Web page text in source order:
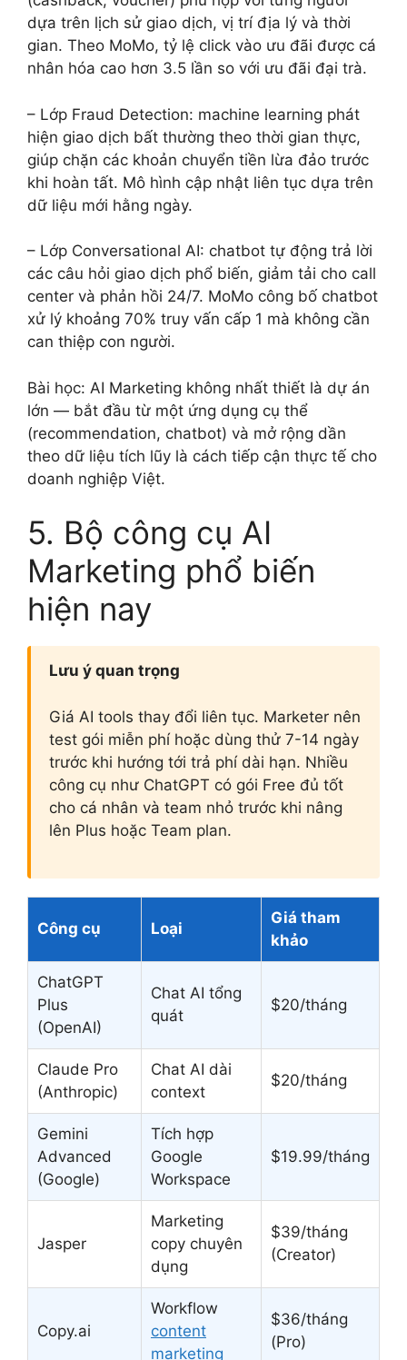
dựa trên lịch sử giao dịch, vị trí địa lý và thời
gian. Theo MoMo, tỷ lệ click vào ưu đãi được cá
nhân hóa cao hơn 3.5 lần so với ưu đãi đại trà.
– Lớp Fraud Detection: machine learning phát
hiện giao dịch bất thường theo thời gian thực,
giúp chặn các khoản chuyển tiền lừa đảo trước
khi hoàn tất. Mô hình cập nhật liên tục dựa trên
dữ liệu mới hằng ngày.
– Lớp Conversational AI: chatbot tự động trả lời
các câu hỏi giao dịch phổ biến, giảm tải cho call
center và phản hồi 24/7. MoMo công bố chatbot
xử lý khoảng 70% truy vấn cấp 1 mà không cần
can thiệp con người.
Bài học: AI Marketing không nhất thiết là dự án
lớn — bắt đầu từ một ứng dụng cụ thể
(recommendation, chatbot) và mở rộng dần
theo dữ liệu tích lũy là cách tiếp cận thực tế cho
doanh nghiệp Việt.
5. Bộ công cụ AI
Marketing phổ biến
hiện nay
Lưu ý quan trọng
Giá AI tools thay đổi liên tục. Marketer nên
test gói miễn phí hoặc dùng thử 7-14 ngày
trước khi hướng tới trả phí dài hạn. Nhiều
công cụ như ChatGPT có gói Free đủ tốt
cho cá nhân và team nhỏ trước khi nâng
lên Plus hoặc Team plan.
Công cụ Loại
Giá tham
khảo
ChatGPT
Plus
(OpenAI)
Chat AI tổng
quát
$20/tháng
Claude Pro
(Anthropic)
Chat AI dài
context
$20/tháng
Gemini
Advanced
(Google)
Tích hợp
Google
Workspace
$19.99/tháng
Jasper
Marketing
copy chuyên
dụng
$39/tháng
(Creator)
Copy.ai
Workflow
content
marketing
$36/tháng
(Pro)